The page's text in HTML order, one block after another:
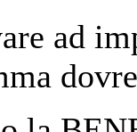
ad